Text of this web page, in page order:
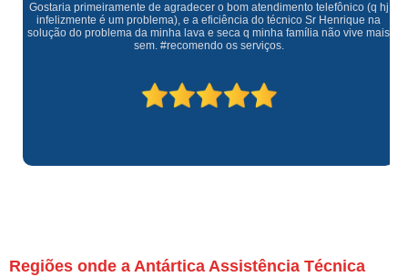
Gostaria primeiramente de agradecer o bom atendimento telefônico (q hj
infelizmente é um problema), e a eficiência do técnico Sr Henrique na
solução do problema da minha lava e seca q minha família não vive mais
sem. #recomendo os serviços.
Regiões onde a Antártica Assistência Técnica